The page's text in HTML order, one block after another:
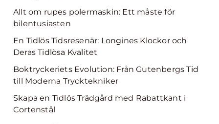
Allt om rupes polermaskin: Ett måste för
bilentusiasten
En Tidlös Tidsresenär: Longines Klockor och
Deras Tidlösa Kvalitet
Boktryckeriets Evolution: Från Gutenbergs Tid
till Moderna Trycktekniker
Skapa en Tidlös Trädgård med Rabattkant i
Cortenstål